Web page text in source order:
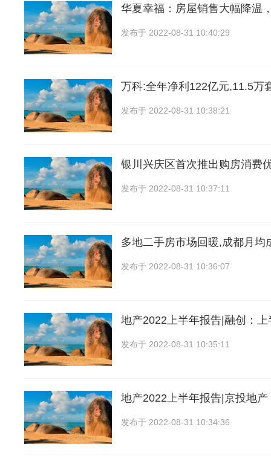
华夏幸福：房屋销售大幅降温
发布于 2022-08-31 10:40:29
万科:全年净利122亿元,11.5万
发布于 2022-08-31 10:38:21
银川兴庆区首次推出购房消费
发布于 2022-08-31 10:37:11
多地二手房市场回暖,成都月均
发布于 2022-08-31 10:36:07
地产2022上半年报告|融创：
发布于 2022-08-31 10:35:11
地产2022上半年报告|京投地
发布于 2022-08-31 10:34:36